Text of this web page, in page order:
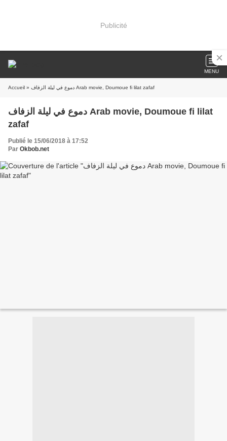
Publicité
MENU
Accueil » دموع في ليلة الزفاف Arab movie, Doumoue fi lilat zafaf
دموع في ليلة الزفاف Arab movie, Doumoue fi lilat
zafaf
Publié le 15/06/2018 à 17:52
Par Okbob.net